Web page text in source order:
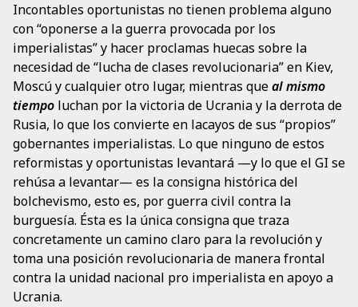
Incontables oportunistas no tienen problema alguno
con “oponerse a la guerra provocada por los
imperialistas” y hacer proclamas huecas sobre la
necesidad de “lucha de clases revolucionaria” en Kiev,
Moscú y cualquier otro lugar, mientras queal mismo
tiempo luchan por la victoria de Ucrania y la derrota de
Rusia, lo que los convierte en lacayos de sus “propios”
gobernantes imperialistas. Lo que ninguno de estos
reformistas y oportunistas levantará —y lo que el GI se
rehúsa a levantar— es la consigna histórica del
bolchevismo, esto es, por guerra civil contra la
burguesía. Ésta es la única consigna que traza
concretamente un camino claro para la revolución y
toma una posición revolucionaria de manera frontal
contra la unidad nacional pro imperialista en apoyo a
Ucrania.